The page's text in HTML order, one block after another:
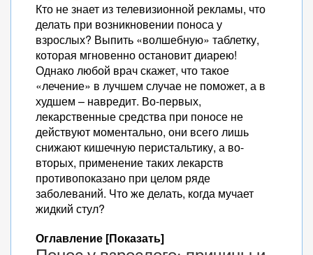
Кто не знает из телевизионной рекламы, что
делать при возникновении поноса у
взрослых? Выпить «волшебную» таблетку,
которая мгновенно остановит диарею!
Однако любой врач скажет, что такое
«лечение» в лучшем случае не поможет, а в
худшем – навредит. Во-первых,
лекарственные средства при поносе не
действуют моментально, они всего лишь
снижают кишечную перистальтику, а во-
вторых, применение таких лекарств
противопоказано при целом ряде
заболеваний. Что же делать, когда мучает
жидкий стул?
Оглавление [Показать]